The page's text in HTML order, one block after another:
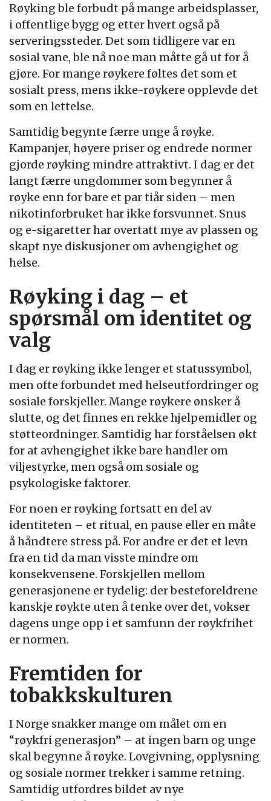
Røyking ble forbudt på mange arbeidsplasser,
i offentlige bygg og etter hvert også på
serveringssteder. Det som tidligere var en
sosial vane, ble nå noe man måtte gå ut for å
gjøre. For mange røykere føltes det som et
sosialt press, mens ikke-røykere opplevde det
som en lettelse.
Samtidig begynte færre unge å røyke.
Kampanjer, høyere priser og endrede normer
gjorde røyking mindre attraktivt. I dag er det
langt færre ungdommer som begynner å
røyke enn for bare et par tiår siden – men
nikotinforbruket har ikke forsvunnet. Snus
og e-sigaretter har overtatt mye av plassen og
skapt nye diskusjoner om avhengighet og
helse.
Røyking i dag – et
spørsmål om identitet og
valg
I dag er røyking ikke lenger et statussymbol,
men ofte forbundet med helseutfordringer og
sosiale forskjeller. Mange røykere ønsker å
slutte, og det finnes en rekke hjelpemidler og
støtteordninger. Samtidig har forståelsen økt
for at avhengighet ikke bare handler om
viljestyrke, men også om sosiale og
psykologiske faktorer.
For noen er røyking fortsatt en del av
identiteten – et ritual, en pause eller en måte
å håndtere stress på. For andre er det et levn
fra en tid da man visste mindre om
konsekvensene. Forskjellen mellom
generasjonene er tydelig: der besteforeldrene
kanskje røykte uten å tenke over det, vokser
dagens unge opp i et samfunn der røykfrihet
er normen.
Fremtiden for
tobakkskulturen
I Norge snakker mange om målet om en
“røykfri generasjon” – at ingen barn og unge
skal begynne å røyke. Lovgivning, opplysning
og sosiale normer trekker i samme retning.
Samtidig utfordres bildet av nye